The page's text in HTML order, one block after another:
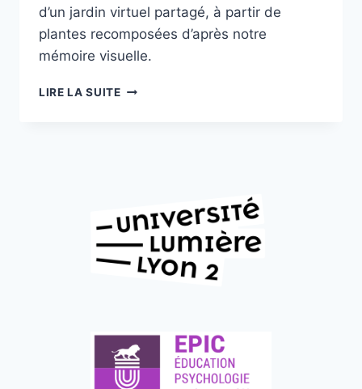
d’un jardin virtuel partagé, à partir de
plantes recomposées d’après notre
mémoire visuelle.
LIRE LA SUITE